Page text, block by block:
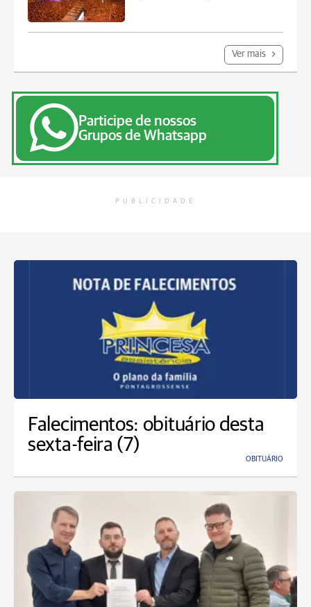
Ver mais
Participe de nossos
Grupos de Whatsapp
PUBLICIDADE
Falecimentos: obituário desta
sexta-feira (7)
OBITUÁRIO